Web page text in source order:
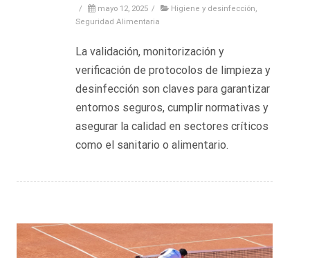
/ mayo 12, 2025 / Higiene y desinfección,
Seguridad Alimentaria
La validación, monitorización y
verificación de protocolos de limpieza y
desinfección son claves para garantizar
entornos seguros, cumplir normativas y
asegurar la calidad en sectores críticos
como el sanitario o alimentario.